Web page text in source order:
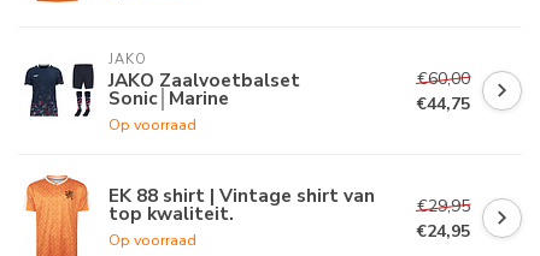
JAKO
JAKO Zaalvoetbalset
Sonic│Marine
Op voorraad
€60,00
€44,75
EK 88 shirt | Vintage shirt van
top kwaliteit.
Op voorraad
€29,95
€24,95